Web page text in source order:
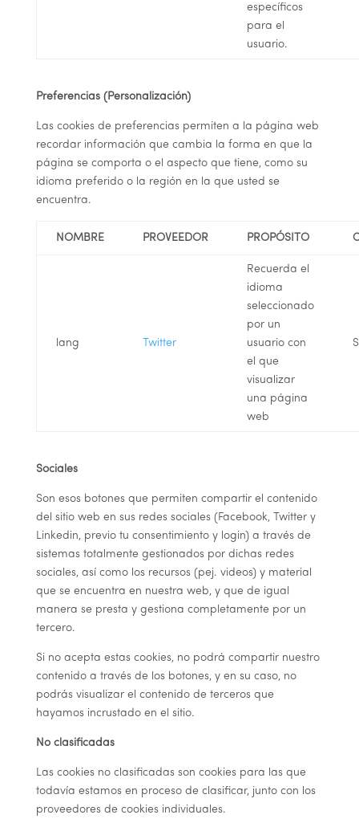
específicos
para el
usuario.
Preferencias (Personalización)
Las cookies de preferencias permiten a la página web
recordar información que cambia la forma en que la
página se comporta o el aspecto que tiene, como su
idioma preferido o la región en la que usted se
encuentra.
NOMBRE PROVEEDOR PROPÓSITO
lang Twitter
Recuerda el
idioma
seleccionado
por un
usuario con
el que
visualizar
una página
web
Sociales
Son esos botones que permiten compartir el contenido
del sitio web en sus redes sociales (Facebook, Twitter y
Linkedin, previo tu consentimiento y login) a través de
sistemas totalmente gestionados por dichas redes
sociales, así como los recursos (pej. videos) y material
que se encuentra en nuestra web, y que de igual
manera se presta y gestiona completamente por un
tercero.
Si no acepta estas cookies, no podrá compartir nuestro
contenido a través de los botones, y en su caso, no
podrás visualizar el contenido de terceros que
hayamos incrustado en el sitio.
No clasificadas
Las cookies no clasificadas son cookies para las que
todavía estamos en proceso de clasificar, junto con los
proveedores de cookies individuales.